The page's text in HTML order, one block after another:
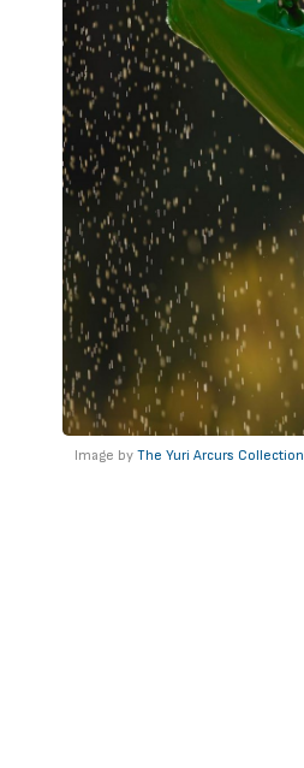
Image by The Yuri Arcurs Collection